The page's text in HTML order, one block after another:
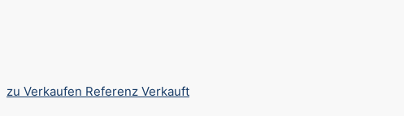
zu Verkaufen Referenz Verkauft